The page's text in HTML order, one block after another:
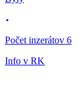
Počet inzerátov 6
Info v RK